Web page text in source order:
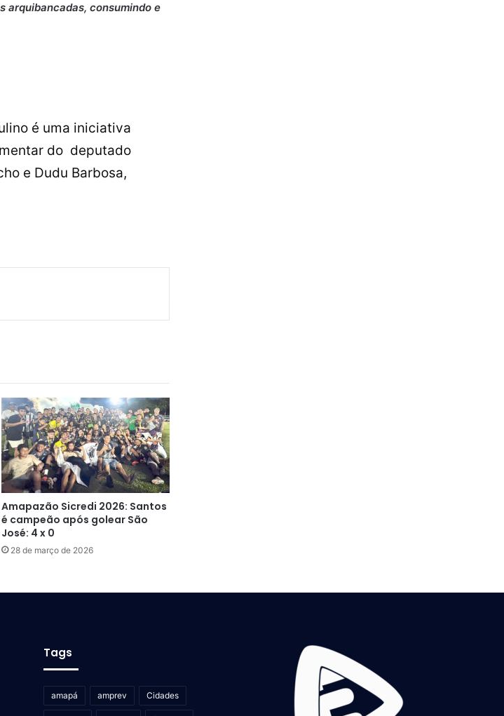
arquibancadas, consumindo e
é uma iniciativa
do deputado
e Dudu Barbosa,
Amapazão Sicredi 2026: Santos
é campeão após golear São
José: 4 x 0
28 de março de 2026
Tags
amapá amprev Cidades